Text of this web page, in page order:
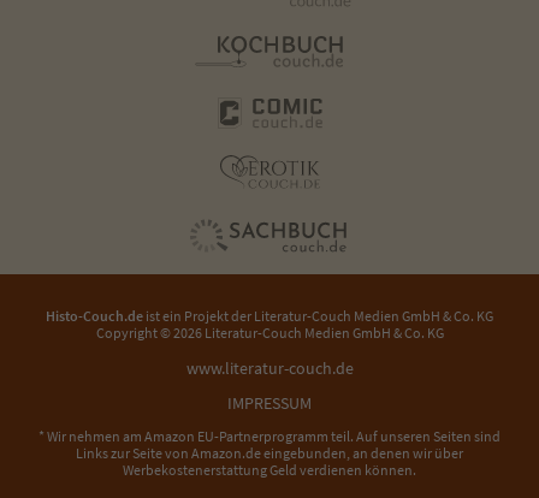
Histo-Couch.de ist ein Projekt der Literatur-Couch Medien GmbH & Co. KG
Copyright © 2026 Literatur-Couch Medien GmbH & Co. KG
www.literatur-couch.de
IMPRESSUM
* Wir nehmen am Amazon EU-Partnerprogramm teil. Auf unseren Seiten sind
Links zur Seite von Amazon.de eingebunden, an denen wir über
Werbekostenerstattung Geld verdienen können.